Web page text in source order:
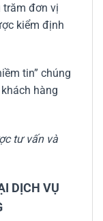
trăm đơn vị
kiểm định
tin” chúng
hàng
tư vấn và
DỊCH VỤ